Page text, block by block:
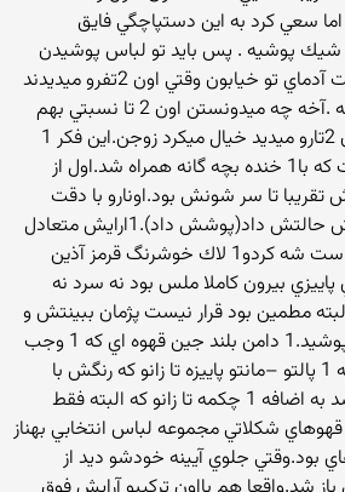
سعي كرد به اين دستپاچگي فايق
شيك پوشيه . پس بايد تو لباس پوشيدن
دقت ميكرد.دوست نداشت آدماي تو خيابون وقتي اون 2تفرو ميديدند
بگن مرد سر تر از خانومشه .آخه چه ميدونستن اون 2 تا نسبتي بهم
ندارن و قطعا هر كس اون 2تارو ميديد خيال ميكرد زوجن.اين فكر 1
لحظه از ذهن بهناز گذشت كه با1 خنده بچه گانه همراه شد.اول از
تا سر شونش بود.اونارو با دقت
سشوار كشيدو روي شونش حالتش داد(پوشش داد).1ارايش متعادل
كه بارنگ شرابيه موهاش ست شه كردو1 لاك خوشرنگ قرمز آذين
بيرون كاملا ملس بود نه سرد نه
البته مطمين بود قرار نيست پژمان ببينتش و
تنها براي دل خودش بود پوشيد.1 دامن بلند جين قهوه اي كه 1 وجب
بالاي مچ پاش بود همراهه 1 پالتو –مانتو پاييزه تا زانو كه رنگش با
دامنش سير و روشن ميشد به اضافه 1 چكمه تا زانو كه البته فقط
شكلاتي مجموعه لباس انتخابي بهناز
قهوهاي بود.وقتي جلوي آيينه خودشو ديد از